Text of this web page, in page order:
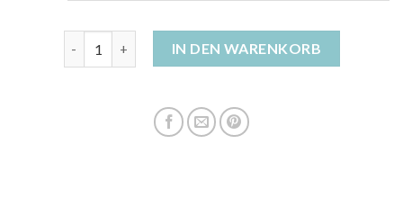
daunenparka damen MengeIN DEN WARENKORB